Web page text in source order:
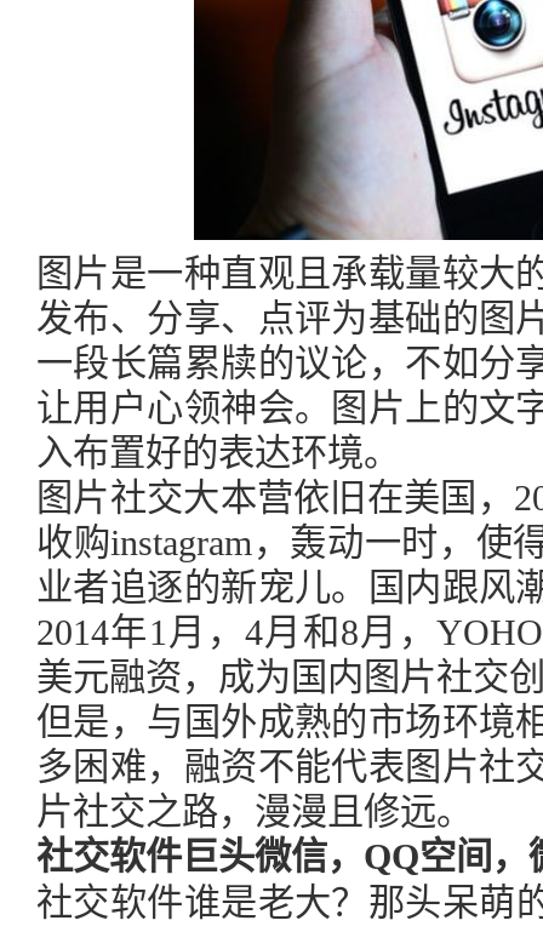
图片是一种直观且承载量较大
发布、分享、点评为基础的图
一段长篇累牍的议论，不如分
让用户心领神会。图片上的文
入布置好的表达环境。
图片社交大本营依旧在美国，
收购instagram，轰动一时，使
业者追逐的新宠儿。国内跟风
2014年1月，4月和8月，
美元融资，成为国内图片社交
但是，与国外成熟的市场环境
多困难，融资不能代表图片社
片社交之路，漫漫且修远。
社交软件巨头微信，QQ空间，
社交软件谁是老大？那头呆萌